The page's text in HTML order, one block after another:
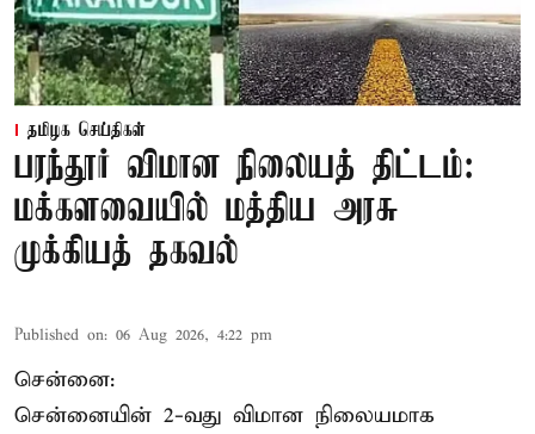
தமிழக செய்திகள்
பரந்தூர் விமான நிலையத் திட்டம்:
மக்களவையில் மத்திய அரசு
முக்கியத் தகவல்
Published on: 06 Aug 2026, 4:22 pm
சென்னை:
சென்னையின் 2-வது விமான நிலையமாக